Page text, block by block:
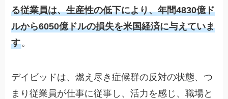
る従業員は、生産性の低下により、年間4830億ド
ルから6050億ドルの損失を米国経済に与えていま
す。
デイビッドは、燃え尽き症候群の反対の状態、つ
まり従業員が仕事に従事し、活力を感じ、職場と